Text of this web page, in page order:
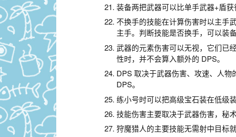
装备两把武器可以比单手武器+盾获
不换手的技能在计算伤害时以主手
主手。判断技能是否换手，可以装
武器的元素伤害可以无视，它们已
性时，并不会算入额外的 DPS。
DPS 取决于武器伤害、攻速、人
DPS。
练小号时可以把高级宝石装在低级
技能伤害主要取决于武器伤害，秘
狩魔猎人的主要技能无需射中目标